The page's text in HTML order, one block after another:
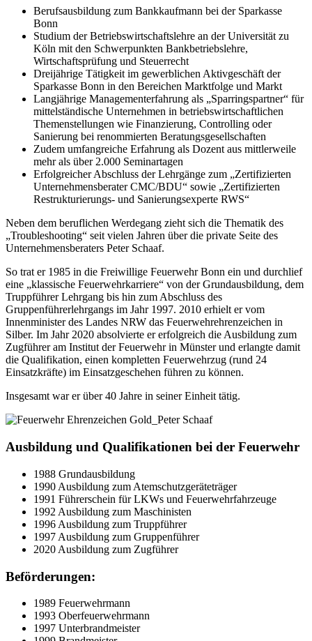
Berufsausbildung zum Bankkaufmann bei der Sparkasse
Bonn
Studium der Betriebswirtschaftslehre an der Universität zu
Köln mit den Schwerpunkten Bankbetriebslehre,
Wirtschaftsprüfung und Steuerrecht
Dreijährige Tätigkeit im gewerblichen Aktivgeschäft der
Sparkasse Bonn in den Bereichen Marktfolge und Markt
Langjährige Managementerfahrung als „Sparringspartner“ für
mittelständische Unternehmen in betriebswirtschaftlichen
Themenstellungen wie Finanzierung, Controlling oder
Sanierung bei renommierten Beratungsgesellschaften
Zudem umfangreiche Erfahrung als Dozent aus mittlerweile
mehr als über 2.000 Seminartagen
Erfolgreicher Abschluss der Lehrgänge zum „Zertifizierten
Unternehmensberater CMC/BDU“ sowie „Zertifizierten
Restrukturierungs- und Sanierungsexperte RWS“
Neben dem beruflichen Werdegang zieht sich die Thematik des
„Troubleshooting“ seit vielen Jahren über die private Seite des
Unternehmensberaters Peter Schaaf.
So trat er 1985 in die Freiwillige Feuerwehr Bonn ein und durchlief
eine „klassische Feuerwehrkarriere“ von der Grundausbildung, dem
Truppführer Lehrgang bis hin zum Abschluss des
Gruppenführerlehrgangs im Jahr 1997. 2010 erhielt er vom
Innenminister des Landes NRW das Feuerwehrehrenzeichen in
Silber. Im Jahr 2020 absolvierte er erfolgreich die Ausbildung zum
Zugführer am Institut der Feuerwehr in Münster und erlangte damit
die Qualifikation, einen kompletten Feuerwehrzug (rund 24
Einsatzkräfte) im Einsatzgeschehen führen zu können.
Insgesamt war er über 40 Jahre in seiner Einheit tätig.
Ausbildung und Qualifikationen bei der Feuerwehr
1988 Grundausbildung
1990 Ausbildung zum Atemschutzgeräteträger
1991 Führerschein für LKWs und Feuerwehrfahrzeuge
1992 Ausbildung zum Maschinisten
1996 Ausbildung zum Truppführer
1997 Ausbildung zum Gruppenführer
2020 Ausbildung zum Zugführer
Beförderungen:
1989 Feuerwehrmann
1993 Oberfeuerwehrmann
1997 Unterbrandmeister